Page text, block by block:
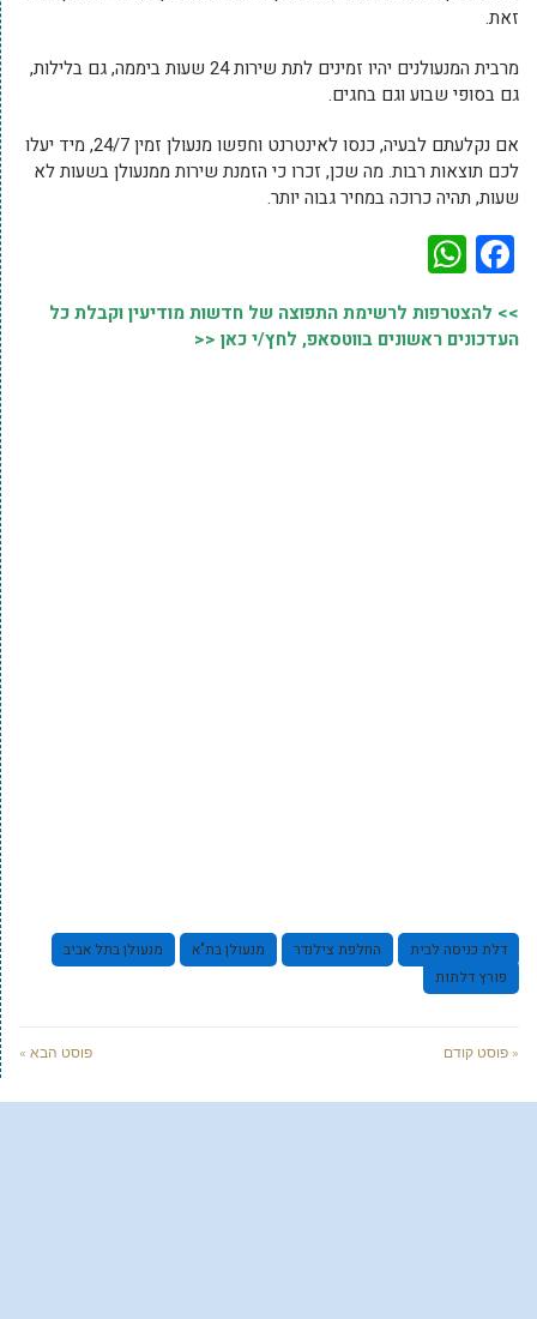
זאת.
מרבית המנעולנים יהיו זמינים לתת שירות 24 שעות ביממה, גם בלילות,
גם בסופי שבוע וגם בחגים.
אם נקלעתם לבעיה, כנסו לאינטרנט וחפשו מנעולן זמין 24/7, מיד יעלו
לכם תוצאות רבות. מה שכן, זכרו כי הזמנת שירות ממנעולן בשעות לא
שעות, תהיה כרוכה במחיר גבוה יותר.
Facebook
>> להצטרפות לרשימת התפוצה של חדשות מודיעין וקבלת כל
העדכונים ראשונים בווטסאפ, לחץ/י כאן <<
דלת כניסה לבית החלפת צילנדר מנעולן בת"א
מנעולן בתל אביב
פורץ דלתות
« פוסט קודם פוסט הבא »